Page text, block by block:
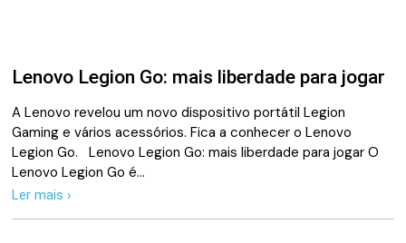
Lenovo Legion Go: mais liberdade para jogar
A Lenovo revelou um novo dispositivo portátil Legion
Gaming e vários acessórios. Fica a conhecer o Lenovo
Legion Go. Lenovo Legion Go: mais liberdade para jogar O
Lenovo Legion Go é…
Ler mais ›